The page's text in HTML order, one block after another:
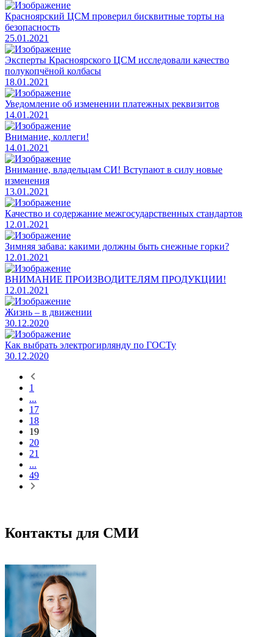
Красноярский ЦСМ проверил бисквитные торты на
безопасность
25.01.2021
Эксперты Красноярского ЦСМ исследовали качество
полукопчёной колбасы
18.01.2021
Уведомление об изменении платежных реквизитов
14.01.2021
​Внимание, коллеги!
14.01.2021
Внимание, владельцам СИ! Вступают в силу новые
изменения
13.01.2021
​Качество и содержание межгосударственных стандартов
12.01.2021
Зимняя забава: какими должны быть снежные горки?
12.01.2021
​ВНИМАНИЕ ПРОИЗВОДИТЕЛЯМ ПРОДУКЦИИ!
12.01.2021
Жизнь – в движении
30.12.2020
Как выбрать электрогирлянду по ГОСТу
30.12.2020
1
...
17
18
19
20
21
...
49
Контакты для СМИ